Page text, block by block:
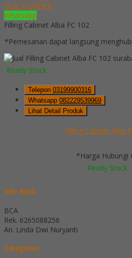
QUICK ORDER
Whatsapp
Filling Cabinet Alba FC 102
*Pemesanan dapat langsung
Ready Stock
Telepon 03199900316
Whatsapp 082229539969
Lihat Detail Produk
Filling Cabinet Alba
*Harga Hubungi
Ready Stock
Info Bank
BCA
Rek. 6265088256
An. Linda Dwi Nuryanti
Categories